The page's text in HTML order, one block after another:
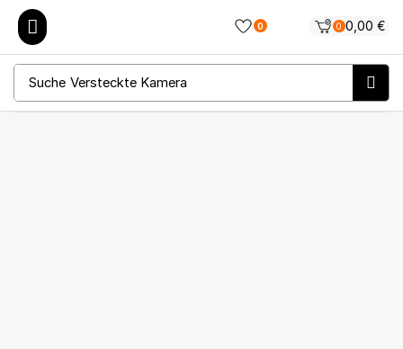
0 0 0,00 €
Suche Versteckte Kamera